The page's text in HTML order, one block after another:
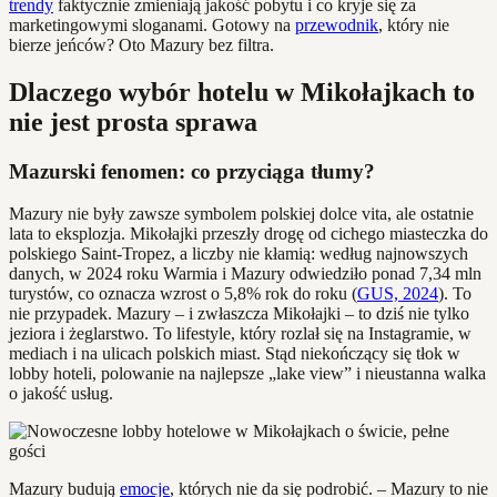
trendy faktycznie zmieniają jakość pobytu i co kryje się za
marketingowymi sloganami. Gotowy na przewodnik, który nie
bierze jeńców? Oto Mazury bez filtra.
Dlaczego wybór hotelu w Mikołajkach to
nie jest prosta sprawa
Mazurski fenomen: co przyciąga tłumy?
Mazury nie były zawsze symbolem polskiej dolce vita, ale ostatnie
lata to eksplozja. Mikołajki przeszły drogę od cichego miasteczka do
polskiego Saint-Tropez, a liczby nie kłamią: według najnowszych
danych, w 2024 roku Warmia i Mazury odwiedziło ponad 7,34 mln
turystów, co oznacza wzrost o 5,8% rok do roku (GUS, 2024). To
nie przypadek. Mazury – i zwłaszcza Mikołajki – to dziś nie tylko
jeziora i żeglarstwo. To lifestyle, który rozlał się na Instagramie, w
mediach i na ulicach polskich miast. Stąd niekończący się tłok w
lobby hoteli, polowanie na najlepsze „lake view” i nieustanna walka
o jakość usług.
Mazury budują emocje, których nie da się podrobić. – Mazury to nie